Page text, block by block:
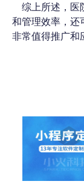
综上所述，医
和管理效率，还
非常值得推广和